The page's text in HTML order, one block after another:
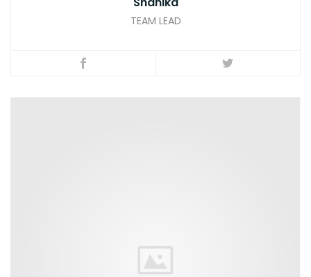
TEAM LEAD